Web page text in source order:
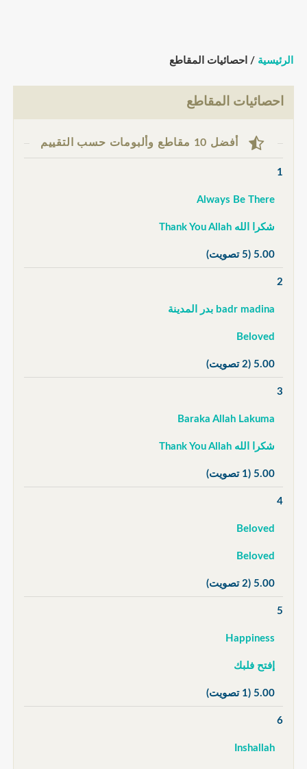
الرئيسية / احصائيات المقاطع
احصائيات المقاطع
أفضل 10 مقاطع وألبومات حسب التقييم
1
Always Be There
شكرا الله Thank You Allah
5.00 (5 تصويت)
2
badr madina بدر المدينة
Beloved
5.00 (2 تصويت)
3
Baraka Allah Lakuma
شكرا الله Thank You Allah
5.00 (1 تصويت)
4
Beloved
Beloved
5.00 (2 تصويت)
5
Happiness
إفتح فلبك
5.00 (1 تصويت)
6
Inshallah